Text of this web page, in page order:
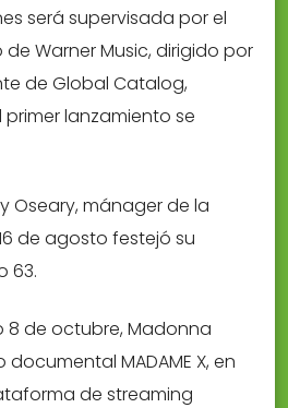
será supervisada por el
Warner Music, dirigido por
de Global Catalog,
primer lanzamiento se
Oseary, mánager de la
de agosto festejó su
63.
8 de octubre, Madonna
MADAME X, en
de streaming